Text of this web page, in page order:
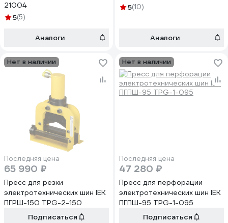
21004
5(5)
Аналоги
5(10)
Аналоги
Нет в наличии
Последняя цена
65 990 ₽
Пресс для резки
электротехнических шин IEK
ПГРШ-150 TPG-2-150
Подписаться
Нет в наличии
Последняя цена
47 280 ₽
Пресс для перфорации
электротехнических шин IEK
ПГПШ-95 TPG-1-095
Подписаться